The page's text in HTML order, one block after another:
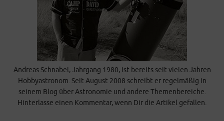
Andreas Schnabel, Jahrgang 1980, ist bereits seit vielen Jahren
Hobbyastronom. Seit August 2008 schreibt er regelmäßig in
seinem Blog über Astronomie und andere Themenbereiche.
Hinterlasse einen Kommentar, wenn Dir die Artikel gefallen.